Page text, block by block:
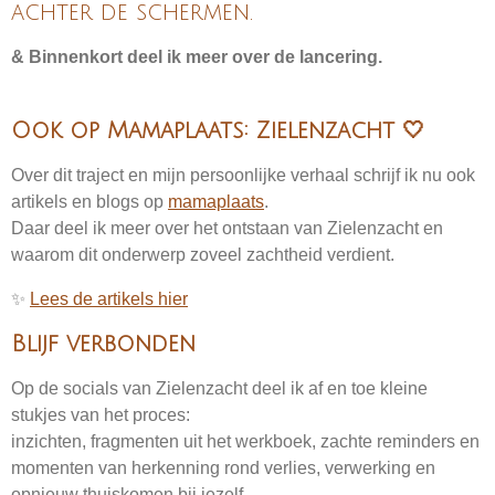
achter de schermen.
& Binnenkort deel ik meer over de lancering.
Ook op Mamaplaats: Zielenzacht 🤍
Over dit traject en mijn persoonlijke verhaal schrijf ik nu ook
artikels en blogs op mamaplaats.
Daar deel ik meer over het ontstaan van Zielenzacht en
waarom dit onderwerp zoveel zachtheid verdient.
✨ Lees de artikels hier
Blijf verbonden
Op de socials van Zielenzacht deel ik af en toe kleine
stukjes van het proces:
inzichten, fragmenten uit het werkboek, zachte reminders en
momenten van herkenning rond verlies, verwerking en